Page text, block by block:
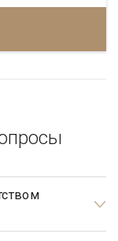
всегда очень